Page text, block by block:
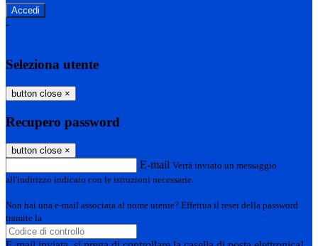
-
Seleziona utente
button close ×
Recupero password
button close ×
E-mail Verrà inviato un messaggio
all'indirizzo indicato con le istruzioni necessarie.
Non hai una e-mail associata al nome utente? Effettua il reset della password
tramite la